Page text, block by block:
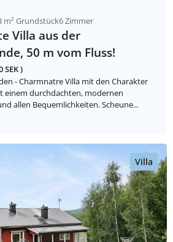
m² Grundstück6 Zimmer
Villa aus der
50 m vom Fluss!
SEK )
- Charmnatre Villa mit den Charakter
einem durchdachten, modernen
allen Bequemlichkeiten. Scheune...
Villa